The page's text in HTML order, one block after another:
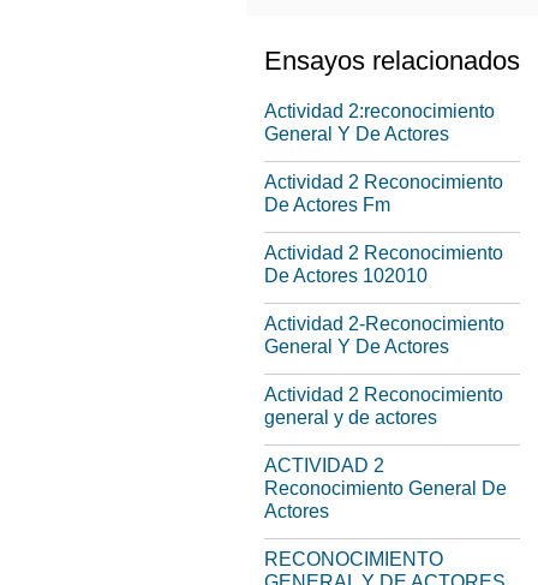
Ensayos relacionados
Actividad 2:reconocimiento
General Y De Actores
Actividad 2 Reconocimiento
De Actores Fm
Actividad 2 Reconocimiento
De Actores 102010
Actividad 2-Reconocimiento
General Y De Actores
Actividad 2 Reconocimiento
general y de actores
ACTIVIDAD 2
Reconocimiento General De
Actores
RECONOCIMIENTO